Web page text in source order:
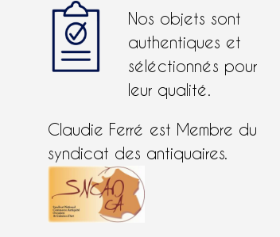
Nos objets sont
authentiques et
séléctionnés pour
leur qualité.
Claudie Ferré est Membre du
syndicat des antiquaires.